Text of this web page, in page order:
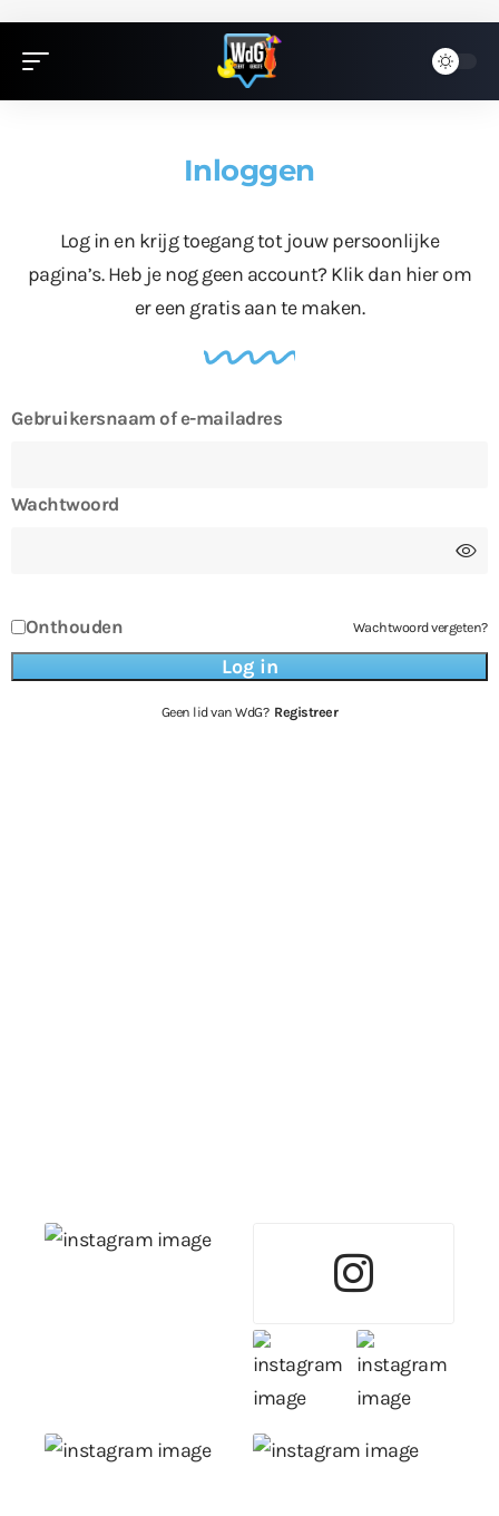
Inloggen
Log in en krijg toegang tot jouw persoonlijke
pagina’s. Heb je nog geen account? Klik dan hierom
er een gratis aan te maken.
Gebruikersnaam of e-mailadres
Wachtwoord
Onthouden Wachtwoord vergeten?
Geen lid van WdG? Registreer